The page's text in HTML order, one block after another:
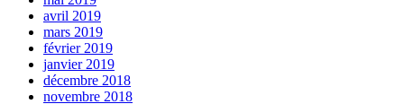
avril 2019
mars 2019
février 2019
janvier 2019
décembre 2018
novembre 2018